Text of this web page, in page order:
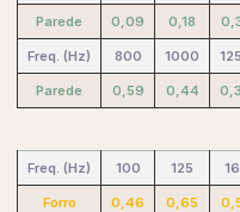
Parede 0,09 0,18
Freq. (Hz) 800 1000
Parede 0,59 0,44
Freq. (Hz) 100 125
Forro 0,46 0,65